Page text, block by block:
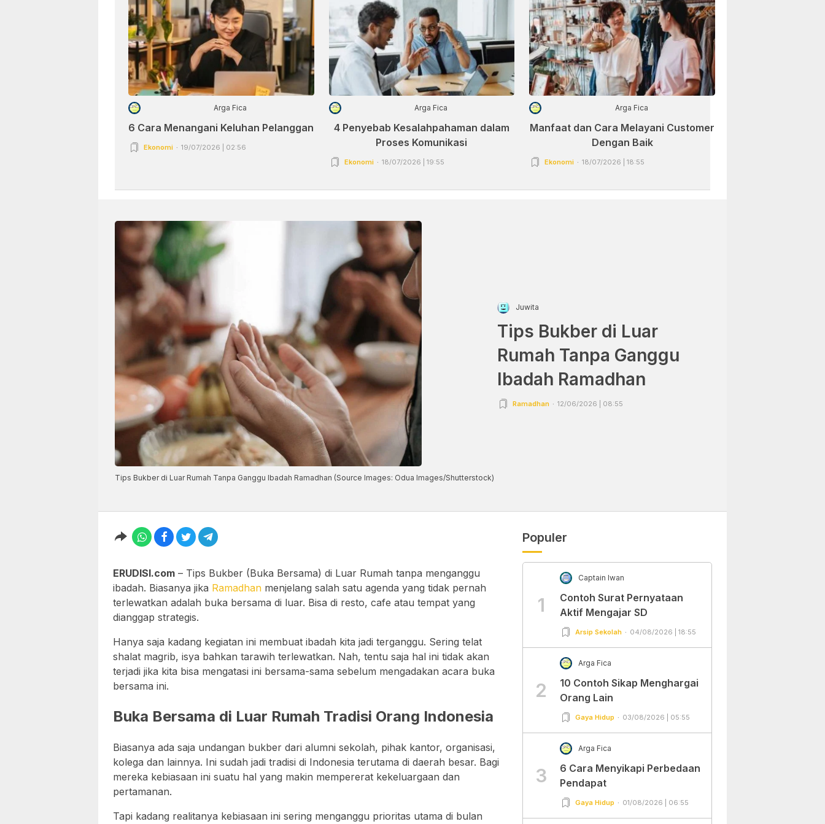
Arga Fica
6 Cara Menangani Keluhan Pelanggan
Ekonomi 19/07/2026 | 02:56
Arga Fica
4 Penyebab Kesalahpahaman dalam
Proses Komunikasi
Ekonomi 18/07/2026 | 19:55
Arga Fica
Manfaat dan Cara Melayani Customer
Dengan Baik
Ekonomi 18/07/2026 | 18:55
Tips Bukber di Luar Rumah Tanpa Ganggu Ibadah Ramadhan (Source Images: Odua Images/Shutterstock)
Juwita
Tips Bukber di Luar
Rumah Tanpa Ganggu
Ibadah Ramadhan
Ramadhan 12/06/2026 | 08:55
ERUDISI.com – Tips Bukber (Buka Bersama) di Luar Rumah tanpa menganggu
ibadah. Biasanya jika Ramadhan menjelang salah satu agenda yang tidak pernah
terlewatkan adalah buka bersama di luar. Bisa di resto, cafe atau tempat yang
dianggap strategis.
Hanya saja kadang kegiatan ini membuat ibadah kita jadi terganggu. Sering telat
shalat magrib, isya bahkan tarawih terlewatkan. Nah, tentu saja hal ini tidak akan
terjadi jika kita bisa mengatasi ini bersama-sama sebelum mengadakan acara buka
bersama ini.
Buka Bersama di Luar Rumah Tradisi Orang Indonesia
Biasanya ada saja undangan bukber dari alumni sekolah, pihak kantor, organisasi,
kolega dan lainnya. Ini sudah jadi tradisi di Indonesia terutama di daerah besar. Bagi
mereka kebiasaan ini suatu hal yang makin mempererat kekeluargaan dan
pertamanan.
Tapi kadang realitanya kebiasaan ini sering menganggu prioritas utama di bulan
Populer
1
Captain Iwan
Contoh Surat Pernyataan
Aktif Mengajar SD
Arsip Sekolah 04/08/2026 | 18:55
2
Arga Fica
10 Contoh Sikap Menghargai
Orang Lain
Gaya Hidup 03/08/2026 | 05:55
3
Arga Fica
6 Cara Menyikapi Perbedaan
Pendapat
Gaya Hidup 01/08/2026 | 06:55